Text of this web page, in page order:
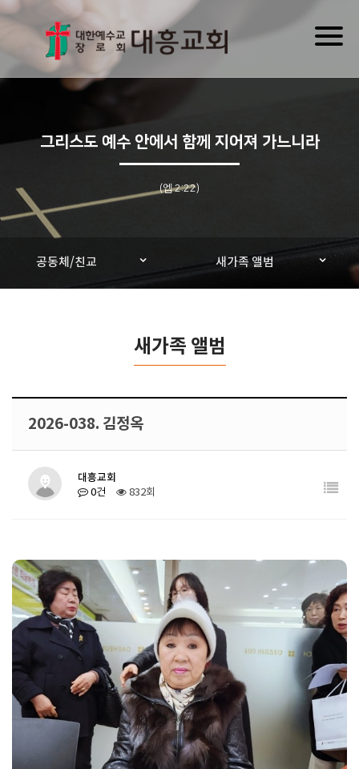
그리스도 예수 안에서 함께 지어져 가느니라
(엡 2:22)
공동체/친교 새가족 앨범
새가족 앨범
2026-038. 김정옥
대흥교회
0건 832회